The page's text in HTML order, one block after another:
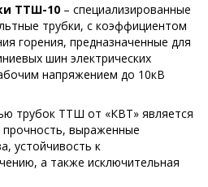
ТТШ-10 – специализированные
трубки, с коэффициентом
горения, предназначенные для
шин электрических
напряжением до 10кВ
трубок ТТШ от «КВТ» является
прочность, выраженные
устойчивость к
а также исключительная